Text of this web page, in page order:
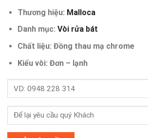
gốc
là:
1,540,000 ₫.
hiện
tại
là:
1,250,000 ₫.
Thương hiệu: Malloca
Danh mục: Vòi rửa bát
Chất liệu: Đồng thau mạ chrome
Kiểu vòi: Đơn – lạnh